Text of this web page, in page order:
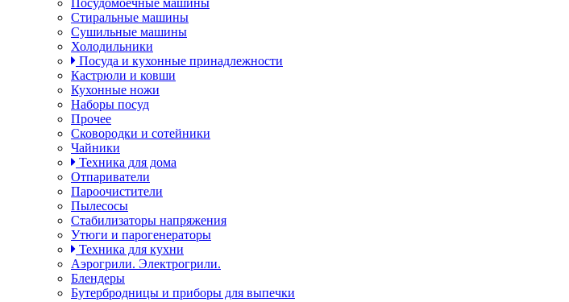
Посудомоечные машины
Стиральные машины
Сушильные машины
Холодильники
Посуда и кухонные принадлежности
Кастрюли и ковши
Кухонные ножи
Наборы посуд
Прочее
Сковородки и сотейники
Чайники
Техника для дома
Отпариватели
Пароочистители
Пылесосы
Стабилизаторы напряжения
Утюги и парогенераторы
Техника для кухни
Аэрогрили. Электрогрили.
Блендеры
Бутербродницы и приборы для выпечки